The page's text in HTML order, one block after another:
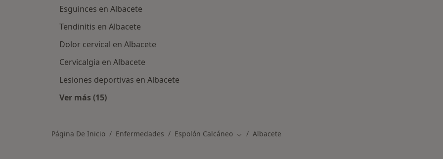
Esguinces en Albacete
Tendinitis en Albacete
Dolor cervical en Albacete
Cervicalgia en Albacete
Lesiones deportivas en Albacete
Ver más (15)
Página De Inicio Enfermedades Espolón Calcáneo Cambiar de ciudad
Albacete